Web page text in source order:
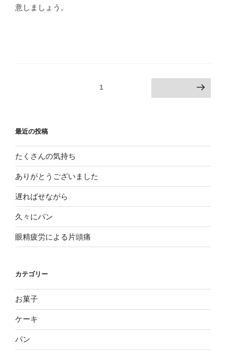
意しましょう。
ビ
ー
シ
ョ
ン
1 次のページ
最近の投稿
たくさんの気持ち
ありがとうございました
遅ればせながら
久々にパン
眼精疲労による片頭痛
カテゴリー
お菓子
ケーキ
パン